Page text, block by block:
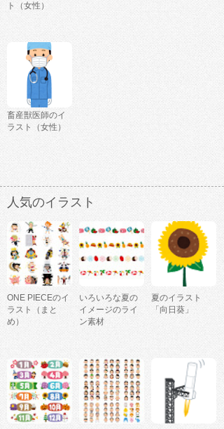
ト（女性）
畜産獣医師のイ
ラスト（女性）
人気のイラスト
ONE PIECEのイ
ラスト（まと
め）
いろいろな夏の
イメージのライ
ン素材
夏のイラスト
「向日葵」